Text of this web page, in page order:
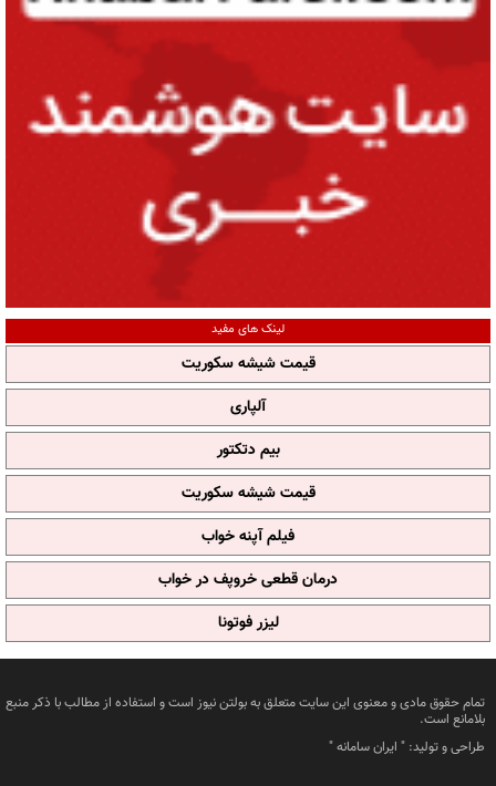
لینک های مفید
قیمت شیشه سکوریت
آلپاری
بیم دتکتور
قیمت شیشه سکوریت
فیلم آپنه خواب
درمان قطعی خروپف در خواب
لیزر فوتونا
تمام حقوق مادی و معنوی این سایت متعلق به بولتن نیوز است و استفاده از مطالب با ذکر منبع
بلامانع است.
طراحی و تولید: " ایران سامانه"